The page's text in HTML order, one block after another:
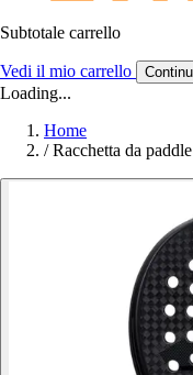
Subtotale carrello
Vedi il mio carrello
Loading...
Home
/ Racchetta da